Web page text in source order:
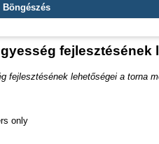
Böngészés
fejlesztésének
fejlesztésének lehetőségei a torna
only